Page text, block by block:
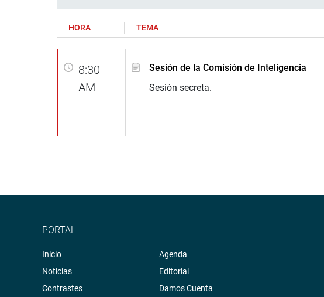
HORA TEMA
8:30
AM
Sesión de la Comisión de Inteligencia
Sesión secreta.
PORTAL
Inicio
Noticias
Contrastes
Agenda
Editorial
Damos Cuenta